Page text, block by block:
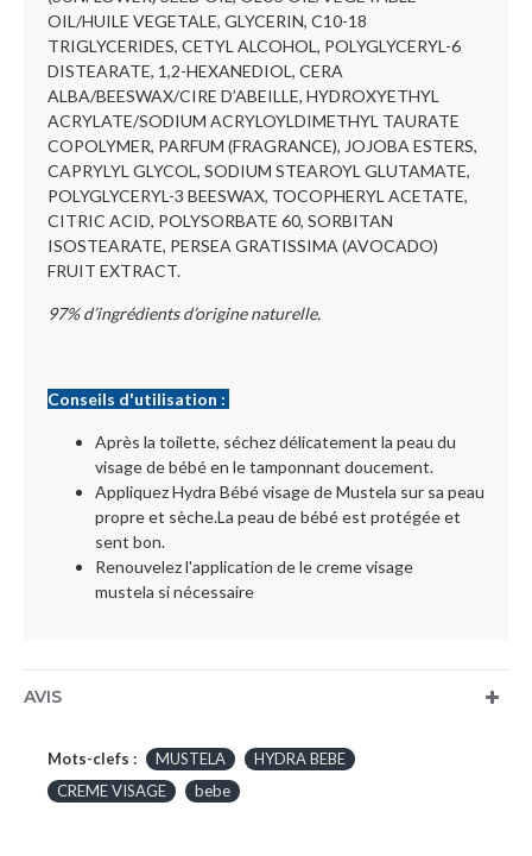
OIL/HUILE VEGETALE, GLYCERIN, C10-18
TRIGLYCERIDES, CETYL ALCOHOL, POLYGLYCERYL-6
DISTEARATE, 1,2-HEXANEDIOL, CERA
ALBA/BEESWAX/CIRE D’ABEILLE, HYDROXYETHYL
ACRYLATE/SODIUM ACRYLOYLDIMETHYL TAURATE
COPOLYMER, PARFUM (FRAGRANCE), JOJOBA ESTERS,
CAPRYLYL GLYCOL, SODIUM STEAROYL GLUTAMATE,
POLYGLYCERYL-3 BEESWAX, TOCOPHERYL ACETATE,
CITRIC ACID, POLYSORBATE 60, SORBITAN
ISOSTEARATE, PERSEA GRATISSIMA (AVOCADO)
FRUIT EXTRACT.
97% d’ingrédients d’origine naturelle.
Conseils d'utilisation :
Après la toilette, séchez délicatement la peau du
visage de bébé en le tamponnant doucement.
Appliquez Hydra Bébé visage de Mustela sur sa peau
propre et sèche.La peau de bébé est protégée et
sent bon.
Renouvelez l'application de le creme visage
mustela si nécessaire
AVIS
Mots-clefs : MUSTELA
HYDRA BEBE
CREME VISAGE
bebe